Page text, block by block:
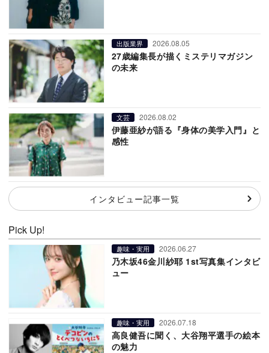
出版業界 2026.08.05
27歳編集長が描くミステリマガジン
の未来
文芸 2026.08.02
伊藤亜紗が語る『身体の美学入門』と
感性
インタビュー記事一覧
Pick Up!
趣味・実用 2026.06.27
乃木坂46金川紗耶 1st写真集インタビ
ュー
趣味・実用 2026.07.18
高良健吾に聞く、大谷翔平選手の絵本
の魅力